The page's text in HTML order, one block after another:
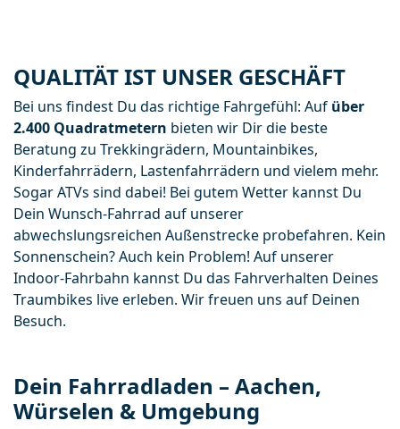
QUALITÄT IST UNSER GESCHÄFT
Bei uns findest Du das richtige Fahrgefühl: Auf über
2.400 Quadratmetern bieten wir Dir die beste
Beratung zu Trekkingrädern, Mountainbikes,
Kinderfahrrädern, Lastenfahrrädern und vielem mehr.
Sogar ATVs sind dabei! Bei gutem Wetter kannst Du
Dein Wunsch-Fahrrad auf unserer
abwechslungsreichen Außenstrecke probefahren. Kein
Sonnenschein? Auch kein Problem! Auf unserer
Indoor-Fahrbahn kannst Du das Fahrverhalten Deines
Traumbikes live erleben. Wir freuen uns auf Deinen
Besuch.
Dein Fahrradladen – Aachen,
Würselen & Umgebung